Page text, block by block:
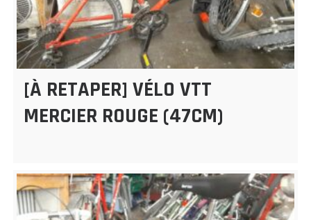
[À RETAPER] VÉLO VTT
MERCIER ROUGE (47CM)